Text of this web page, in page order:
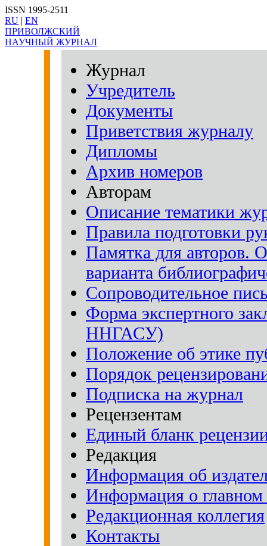
ISSN 1995-2511
RU | EN
ПРИВОЛЖСКИЙ
НАУЧНЫЙ ЖУРНАЛ
Журнал
Учредитель
Документы
Приветствия журналу
Дипломы
Архив номеров
Авторам
Описание тематики
Правила подготовки
Памятка для авторов.
варианта
Сопроводительное
Форма экспертного
ННГАСУ)
Положение об этике
Порядок
Подписка на журнал
Рецензентам
Единый бланк
Редакция
Информация об
Информация о главном
Редакционная коллегия
Контакты